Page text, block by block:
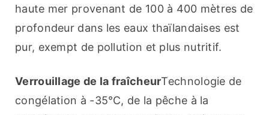
haute mer provenant de 100 à 400 mètres de
profondeur dans les eaux thaïlandaises est
pur, exempt de pollution et plus nutritif.
Verrouillage de la fraîcheurTechnologie de
congélation à -35℃, de la pêche à la